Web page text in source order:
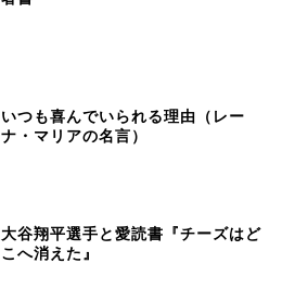
いつも喜んでいられる理由（レー
ナ・マリアの名言）
大谷翔平選手と愛読書『チーズはど
こへ消えた』